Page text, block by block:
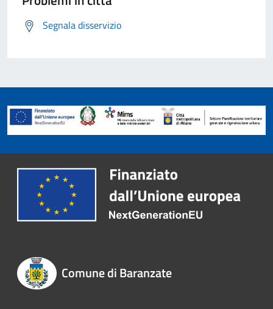
Segnala disservizio
Comune di Baranzate